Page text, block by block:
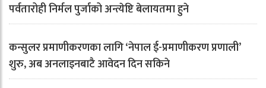
पर्वतारोही निर्मल पुर्जाको अन्त्येष्टि बेलायतमा हुने
कन्सुलर प्रमाणीकरणका लागि ‘नेपाल ई-प्रमाणीकरण प्रणाली’
शुरु, अब अनलाइनबाटै आवेदन दिन सकिने